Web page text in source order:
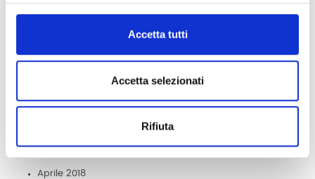
Accetta tutti
Accetta selezionati
Rifiuta
Corso GDPR a Milano
Affitto postazione di lavoro a Milano
Condivisione ufficio a Milano
Archivio
Aprile 2018